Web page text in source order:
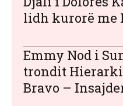
lidh kurorë me
Emmy Nod i
trondit
Bravo –